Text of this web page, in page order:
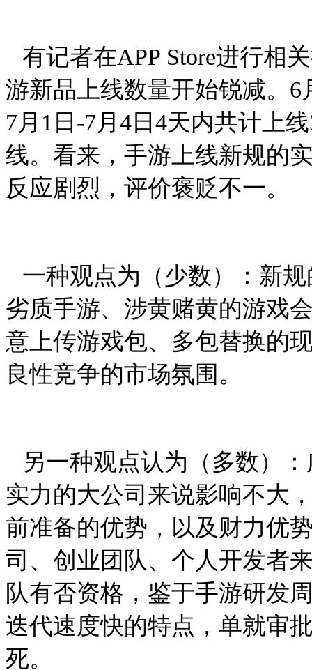
有记者在APP Store进行相
游新品上线数量开始锐减。 6
7月 1 日 -7月 4日 4天内共计上线
线。看来，手游上线新规的
反应剧烈，评价褒贬不一。
一种观点为（少数）：新
劣质手游、涉黄赌黄的游戏
意上传游戏包、多包替换的
良性竞争的市场氛围。
另一种观点认为（多数）
实力的大公司来说影响不大
前准备的优势，以及财力优
司、创业团队、个人开发者
队有否资格，鉴于手游研发
迭代速度快的特点， 单就审
死。